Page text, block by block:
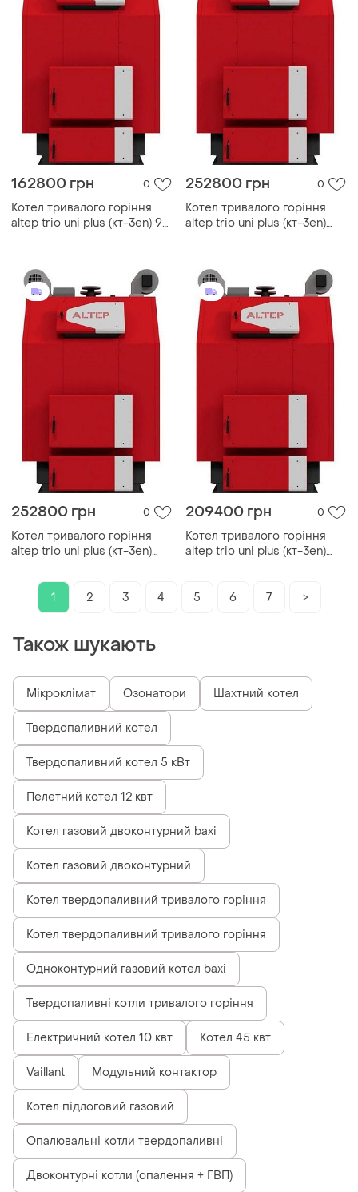
162800 грн 0
Котел тривалого горіння
altep trio uni plus (кт-3еn) 97
252800 грн 0
Котел тривалого горіння
altep trio uni plus (кт-3еn)
252800 грн 0
Котел тривалого горіння
altep trio uni plus (кт-3еn)
209400 грн 0
Котел тривалого горіння
altep trio uni plus (кт-3еn)
1 2 3 4 5 6 7 >
Також шукають
Мікроклімат Озонатори Шахтний котел
Твердопаливний котел
Твердопаливний котел 5 кВт
Пелетний котел 12 квт
Котел газовий двоконтурний baxi
Котел газовий двоконтурний
Котел твердопаливний тривалого горіння
Котел твердопаливний тривалого горіння
Одноконтурний газовий котел baxi
Твердопаливні котли тривалого горіння
Електричний котел 10 квт Котел 45 квт
Vaillant Модульний контактор
Котел підлоговий газовий
Опалювальні котли твердопаливні
Двоконтурні котли (опалення + ГВП)